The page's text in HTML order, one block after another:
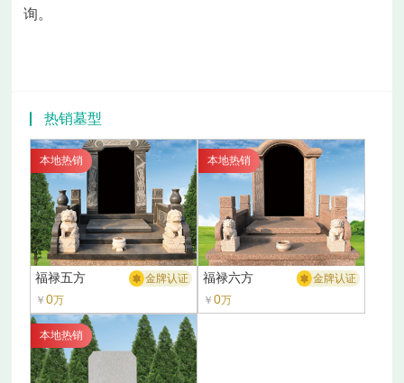
询。
热销墓型
本地热销
福禄五方
金牌认证
￥0万
本地热销
福禄六方
金牌认证
￥ 0万
本地热销